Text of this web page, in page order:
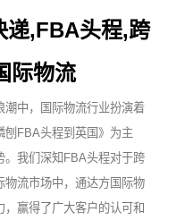
递,FBA头程,跨
际物流
潮中，国际物流行业扮演着
刨FBA头程到英国》为主
。我们深知FBA头程对于跨
物流市场中，通达方国际物
赢得了广大客户的认可和